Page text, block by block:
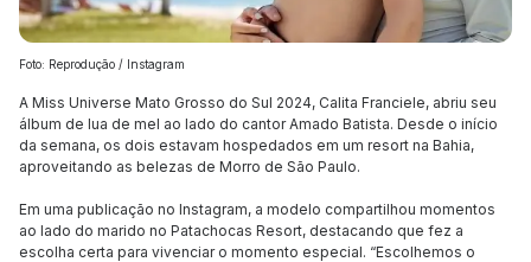
Foto: Reprodução / Instagram
A Miss Universe Mato Grosso do Sul 2024, Calita Franciele, abriu seu
álbum de lua de mel ao lado do cantor Amado Batista. Desde o início
da semana, os dois estavam hospedados em um resort na Bahia,
aproveitando as belezas de Morro de São Paulo.
Em uma publicação no Instagram, a modelo compartilhou momentos
ao lado do marido no Patachocas Resort, destacando que fez a
escolha certa para vivenciar o momento especial. “Escolhemos o